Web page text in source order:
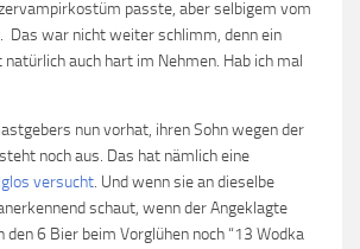
passte, aber selbigem vom
Das war nicht weiter schlimm, denn ein
auch hart im Nehmen. Hab ich mal
nun vorhat, ihren Sohn wegen der
noch aus. Das hat nämlich eine
versucht. Und wenn sie an dieselbe
schaut, wenn der Angeklagte
den 6 Bier beim Vorglühen noch “13 Wodka